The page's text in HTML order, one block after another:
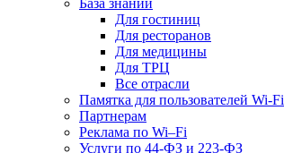
База знаний
Для гостиниц
Для ресторанов
Для медицины
Для ТРЦ
Все отрасли
Памятка для пользователей Wi-Fi
Партнерам
Реклама по Wi–Fi
Услуги по 44-ФЗ и 223-ФЗ